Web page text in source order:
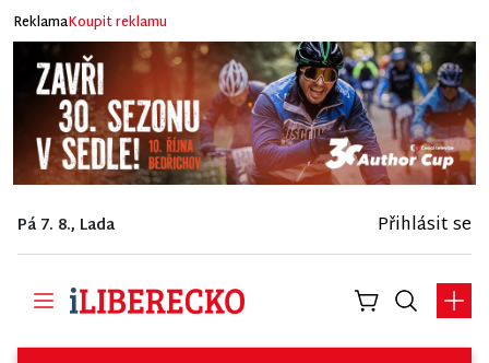
ReklamaKoupit reklamu
Pá 7. 8., Lada Přihlásit se